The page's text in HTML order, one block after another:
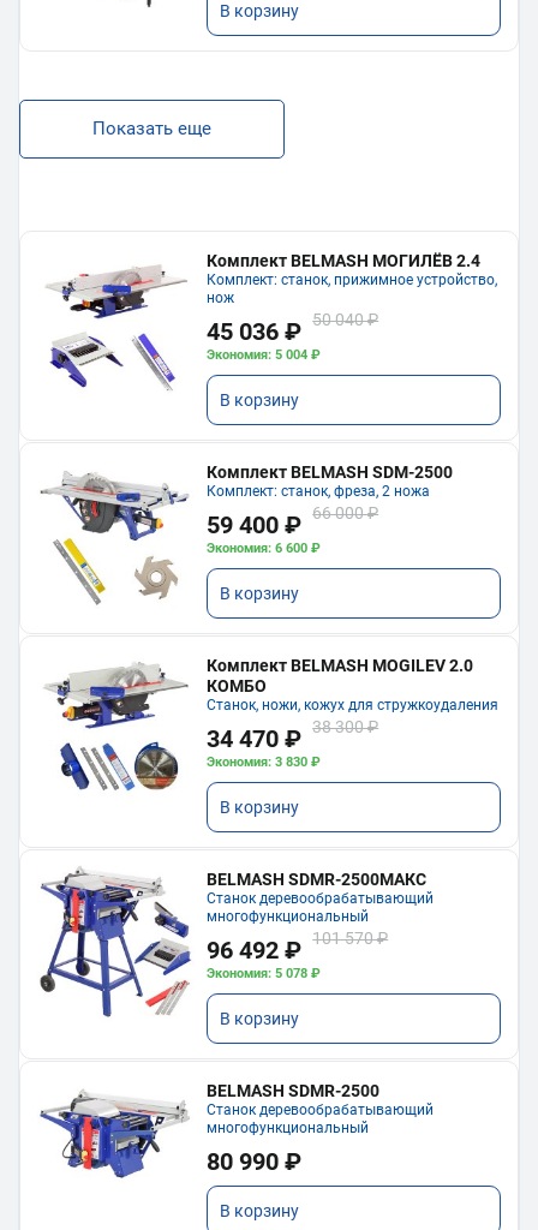
В корзину
Показать еще
Комплект BELMASH МОГИЛЁВ 2.4
Комплект: станок, прижимное устройство,
нож
45 036 ₽ 50 040 ₽
Экономия: 5 004 ₽
В корзину
Комплект BELMASH SDM-2500
Комплект: станок, фреза, 2 ножа
59 400 ₽ 66 000 ₽
Экономия: 6 600 ₽
В корзину
Комплект BELMASH MOGILEV 2.0
КОМБО
Станок, ножи, кожух для стружкоудаления
34 470 ₽ 38 300 ₽
Экономия: 3 830 ₽
В корзину
BELMASH SDMR-2500МАКС
Станок деревообрабатывающий
многофункциональный
96 492 ₽ 101 570 ₽
Экономия: 5 078 ₽
В корзину
BELMASH SDMR-2500
Станок деревообрабатывающий
многофункциональный
80 990 ₽
В корзину